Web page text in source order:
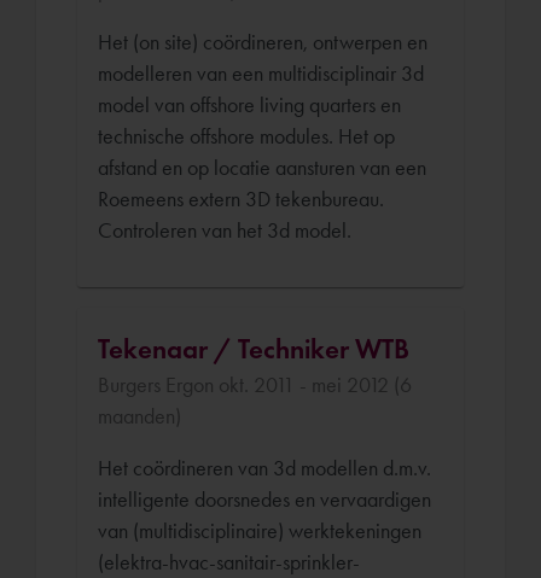
Het (on site) coördineren, ontwerpen en
modelleren van een multidisciplinair 3d
model van offshore living quarters en
technische offshore modules. Het op
afstand en op locatie aansturen van een
Roemeens extern 3D tekenbureau.
Controleren van het 3d model.
Tekenaar / Techniker WTB
Burgers Ergon okt. 2011 - mei 2012 (6
maanden)
Het coördineren van 3d modellen d.m.v.
intelligente doorsnedes en vervaardigen
van (multidisciplinaire) werktekeningen
(elektra-hvac-sanitair-sprinkler-